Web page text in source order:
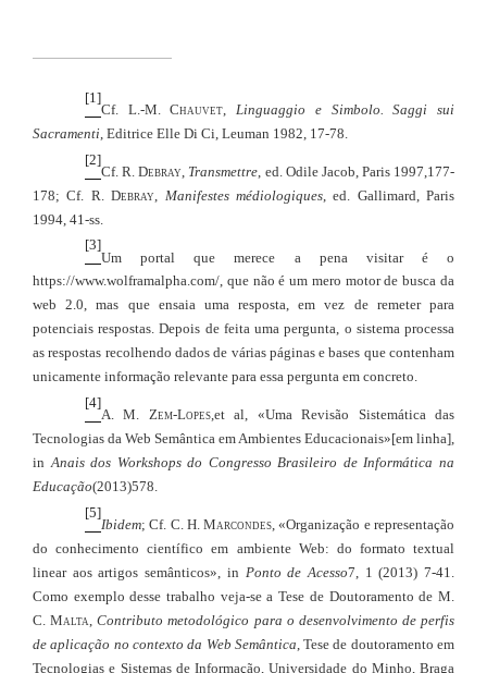
[1]
Cf. L.-M.Chauvet
Linguaggio e Simbolo. Saggi sui
Sacramenti , Editrice Elle Di Ci, Leuman 1982, 17-78.
[2]
Cf. R.Debray Transmettre , ed. Odile Jacob, Paris 1997,177-
178; Cf. R.Debray Manifestes médiologiques, ed. Gallimard, Paris
1994, 41-ss.
[3]
Um portal que merece a pena visitar é o
https://www.wolframalpha.com/, que não é um mero motor de busca da
web 2.0, mas que ensaia uma resposta, em vez de remeter para
potenciais respostas. Depois de feita uma pergunta, o sistema processa
as respostas recolhendo dados de várias páginas e bases que contenham
unicamente informação relevante para essa pergunta em concreto.
[4]
A. M. Zem-Lopes,et al, «Uma Revisão Sistemática das
Tecnologias da Web Semântica em Ambientes Educacionais»[em linha],
inAnais dos Workshops do Congresso Brasileiro de Informática na
Educação(2013)578.
[5]
Ibidem; Cf. C. H.Marcondes, «Organização e representação
do conhecimento científico em ambiente Web: do formato textual
linear aos artigos semânticos», in Ponto de Acesso7, 1 (2013) 7-41.
Como exemplo desse trabalho veja-se a Tese de Doutoramento de M.
C.Malta,Contributo metodológico para o desenvolvimento de perfis
de aplicação no contexto da Web Semântica, Tese de doutoramento em
Tecnologias e Sistemas de Informação, Universidade do Minho, Braga